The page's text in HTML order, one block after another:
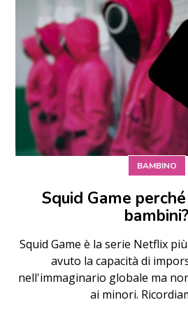
BAMBINO
Squid Game
bambini?
Squid Game è la serie Netflix
avuto la capacità di
nell'immaginario globale ma
ai minori.